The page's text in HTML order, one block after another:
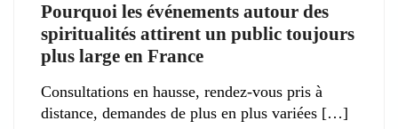
Pourquoi les événements autour des
spiritualités attirent un public toujours
plus large en France
Consultations en hausse, rendez-vous pris à
distance, demandes de plus en plus variées